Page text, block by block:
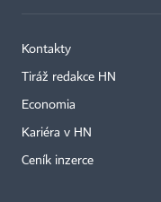
Kontakty
Tiráž redakce HN
Economia
Kariéra v HN
Ceník inzerce